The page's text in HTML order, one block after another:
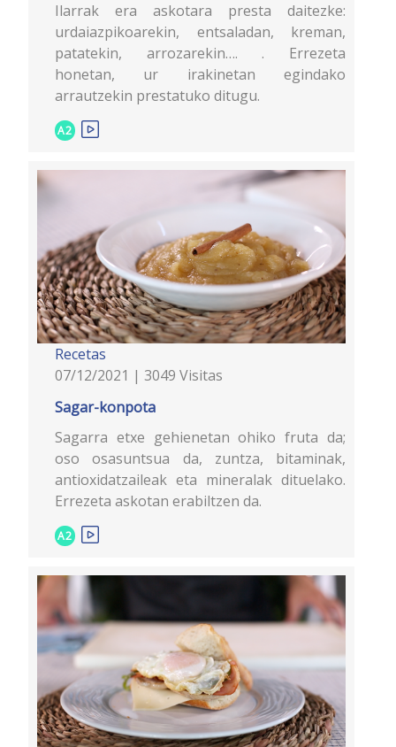
Ilarrak era askotara presta daitezke:
urdaiazpikoarekin, entsaladan, kreman,
patatekin, arrozarekin…. . Errezeta
honetan, ur irakinetan egindako
arrautzekin prestatuko ditugu.
A2
Recetas
07/12/2021 | 3049 Visitas
Sagar-konpota
Sagarra etxe gehienetan ohiko fruta da;
oso osasuntsua da, zuntza, bitaminak,
antioxidatzaileak eta mineralak dituelako.
Errezeta askotan erabiltzen da.
A2